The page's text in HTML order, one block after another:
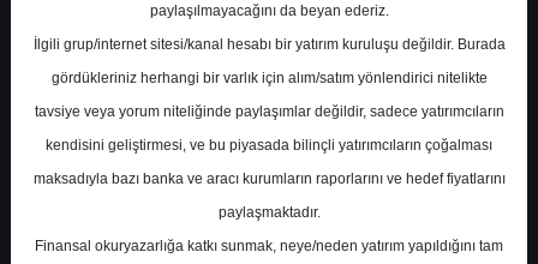
En Yüksek Tahmin
Ortalama Fiyat Tahmini
Ortalama Getiri Potansiyeli
paylaşılmayacağını da beyan ederiz.
İlgili grup/internet sitesi/kanal hesabı bir yatırım kuruluşu değildir. Burada
gördükleriniz herhangi bir varlık için alım/satım yönlendirici nitelikte
tavsiye veya yorum niteliğinde paylaşımlar değildir, sadece yatırımcıların
kendisini geliştirmesi, ve bu piyasada bilinçli yatırımcıların çoğalması
maksadıyla bazı banka ve aracı kurumların raporlarını ve hedef fiyatlarını
paylaşmaktadır.
Finansal okuryazarlığa katkı sunmak, neye/neden yatırım yapıldığını tam